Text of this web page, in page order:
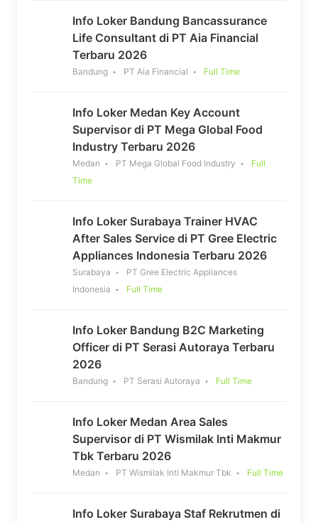
Info Loker Bandung Bancassurance
Life Consultant di PT Aia Financial
Terbaru 2026
Bandung PT Aia Financial Full Time
Info Loker Medan Key Account
Supervisor di PT Mega Global Food
Industry Terbaru 2026
Medan PT Mega Global Food Industry
Full
Time
Info Loker Surabaya Trainer HVAC
After Sales Service di PT Gree Electric
Appliances Indonesia Terbaru 2026
Surabaya
PT Gree Electric Appliances
Indonesia
Full Time
Info Loker Bandung B2C Marketing
Officer di PT Serasi Autoraya Terbaru
2026
Bandung PT Serasi Autoraya Full Time
Info Loker Medan Area Sales
Supervisor di PT Wismilak Inti Makmur
Tbk Terbaru 2026
Medan PT Wismilak Inti Makmur Tbk Full Time
Info Loker Surabaya Staf Rekrutmen di